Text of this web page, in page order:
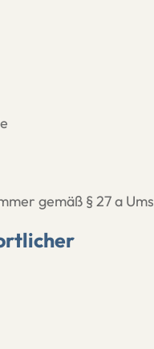
gemäß § 27 a